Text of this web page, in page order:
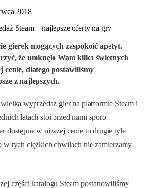
2018
gierek mogących zaspokoić apetyt.
że umknęło Wam kilka świetnych
cenie, dlatego postawiliśmy
z najlepszych.
wyprzedaż gier na platformie Steam i
latach stoi przed nami sporo
dostępne w niższej cenie to drugie tyle
tych ciężkich chwilach nie zamierzamy
części katalogu Steam postanowiliśmy